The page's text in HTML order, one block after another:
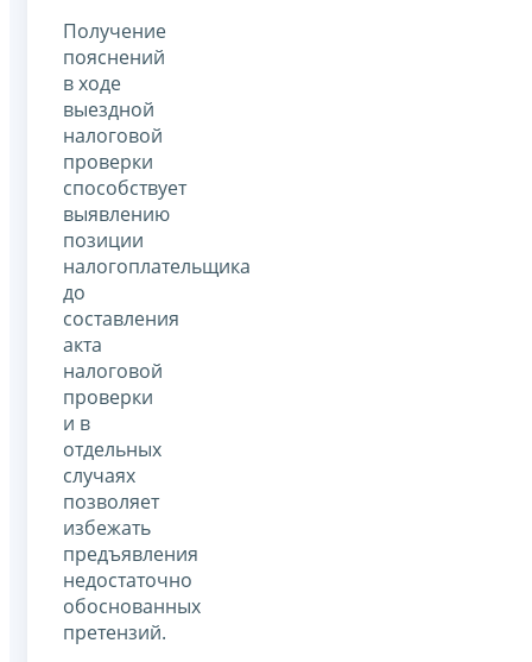
Получение
пояснений
в ходе
выездной
налоговой
проверки
способствует
выявлению
позиции
налогоплательщика
до
составления
акта
налоговой
проверки
и в
отдельных
случаях
позволяет
избежать
предъявления
недостаточно
обоснованных
претензий.